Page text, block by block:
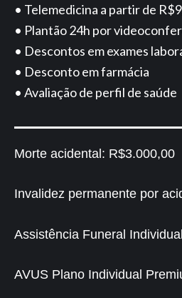
• Telemedicina a partir de
• Plantão 24h por
• Descontos em exames
• Desconto em farmácia
• Avaliação de perfil de saúde
Morte acidental: R$3.000,00
Invalidez permanente por
Assistência Funeral
AVUS Plano Individual